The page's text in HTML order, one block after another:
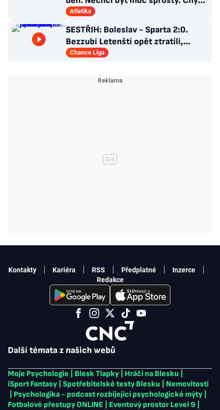
nám styčný důstojník
Atletika
SESTŘIH: Boleslav - Sparta 2:0.
Bezzubí Letenští opět ztratili,
domácí rozhodli v první půli
Chance Liga
Další témata z našich webů
Moje Psychologie Blesk Tlapky Hráči na Blesku
iSport Fantasy
Spotřebitelské testy Blesku
Nemovitosti
Psychologika - podcast rozbíjející psychologické mýty
Fotbalové přestupy ONLINE
Eventový prostor Level 9
Kontakty Kariéra RSS Předplatné
Inzerce
Redakce